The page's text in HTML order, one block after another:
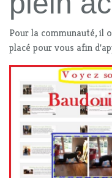
Pour la communauté, il
placé pour vous afin